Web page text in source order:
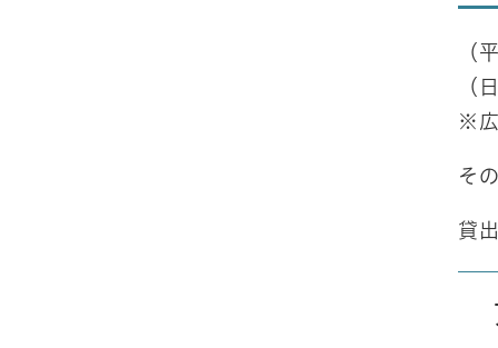
（
（
※
そ
貸